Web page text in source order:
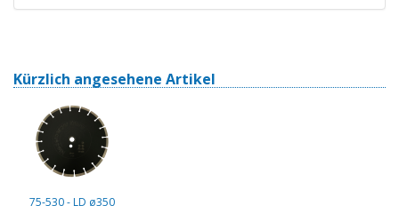
Kürzlich angesehene Artikel
75-530 - LD ø350